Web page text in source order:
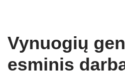
Vynuogių
esminis